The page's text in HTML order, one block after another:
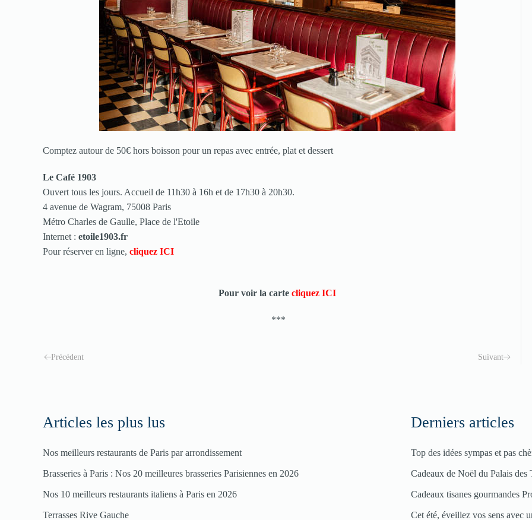
Comptez autour de 50€ hors boisson pour un repas avec entrée, plat et dessert
Le Café 1903
Ouvert tous les jours. Accueil de 11h30 à 16h et de 17h30 à 20h30.
4 avenue de Wagram, 75008 Paris
Métro Charles de Gaulle, Place de l'Etoile
Internet : etoile1903.fr
Pour réserver en ligne, cliquez ICI
Pour voir la carte cliquez ICI
***
Précédent Suivant
Articles les plus lus
Nos meilleurs restaurants de Paris par arrondissement
Brasseries à Paris : Nos 20 meilleures brasseries Parisiennes en 2026
Nos 10 meilleurs restaurants italiens à Paris en 2026
Terrasses Rive Gauche
Derniers articles
Top des idées sympas et pas
Cadeaux de Noël du Palais des
Cadeaux tisanes gourmandes
Cet été, éveillez vos sens avec